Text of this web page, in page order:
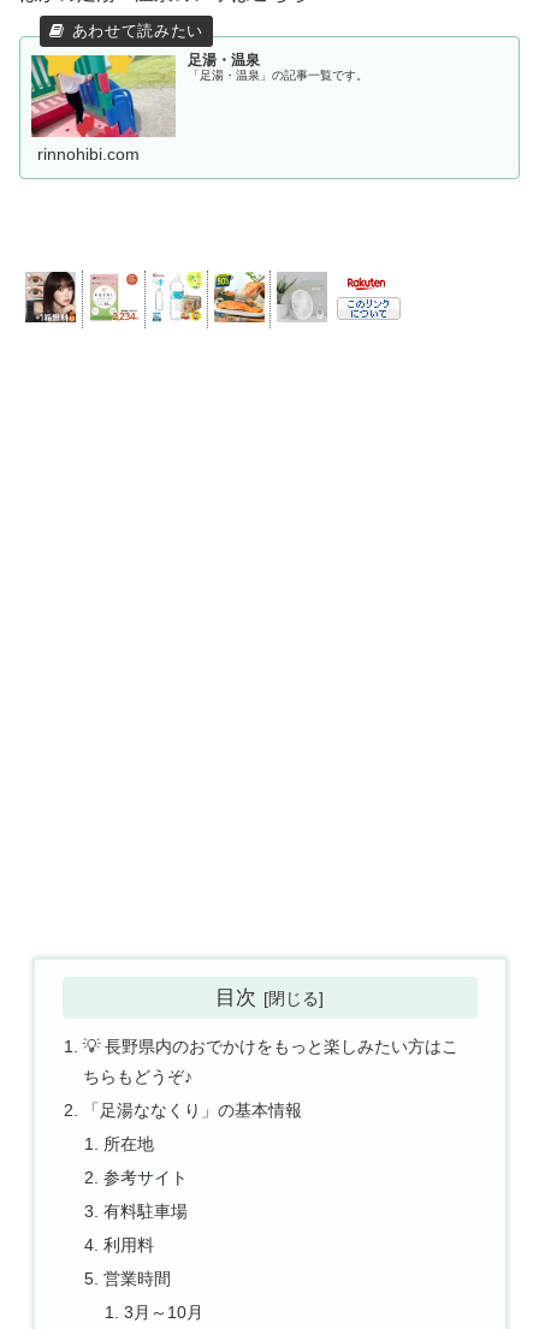
足湯・温泉
「足湯・温泉」の記事一覧です。
rinnohibi.com
目次
💡 長野県内のおでかけをもっと楽しみたい方はこ
ちらもどうぞ♪
「足湯ななくり」の基本情報
所在地
参考サイト
有料駐車場
利用料
営業時間
3月～10月